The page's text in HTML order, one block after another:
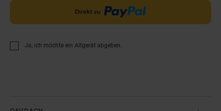
Ja, ich möchte ein Altgerät abgeben.